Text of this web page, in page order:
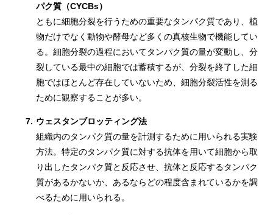
パク質（CYCBs）
ともに細胞分裂を行うための重要なタンパク質であり、植
物だけでなく動物や酵母など多くの真核生物で機能してい
る。細胞分裂の過程においてタンパク質の量が変動し、分
裂している最中の細胞では蓄積するが、分裂を終了した細
胞ではほとんど存在していないため、細胞分裂活性を測る
ために観察することが多い。
7. ウェスタンブロッティング法
組織内のタンパク質の量を計測するために用いられる実験
方法。特定のタンパク質に対する抗体を用いて細胞から取
り出したタンパク質と反応させ、抗体と反応するタンパク
質があるかないか、あるならどの程度含まれているかを調
べるために用いられる。